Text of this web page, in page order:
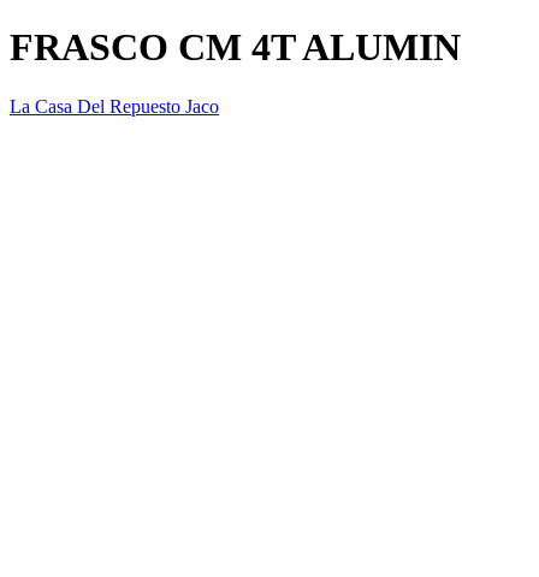
FRASCO CM 4T ALUMIN
La Casa Del Repuesto Jaco